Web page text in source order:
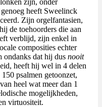
heeft Sweelinck
Zijn orgelfantasien,
de toehoorders die aan
verblijd, zijn enkel in
composities echter
ondanks dat hij dus nooit
heeft hij wel in 4 delen
psalmen getoonzet,
heel wat meer dan 1
mogelijkheden,
virtuositeit.